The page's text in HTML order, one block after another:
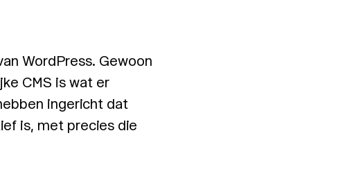
WordPress. Gewoon
CMS is wat er
ingericht dat
is, met precies die